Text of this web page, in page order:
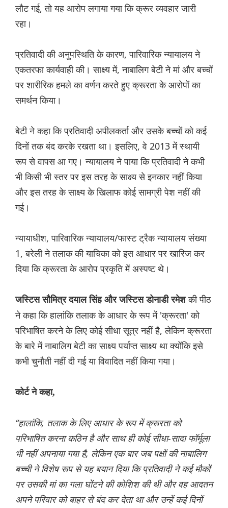
लौट गई, तो यह आरोप लगाया गया कि क्रूर व्यवहार जारी
रहा।
प्रतिवादी की अनुपस्थिति के कारण, पारिवारिक न्यायालय ने
एकतरफा कार्यवाही की। साक्ष्य में, नाबालिग बेटी ने मां और बच्चों
पर शारीरिक हमले का वर्णन करते हुए क्रूरता के आरोपों का
समर्थन किया।
बेटी ने कहा कि प्रतिवादी अपीलकर्ता और उसके बच्चों को कई
दिनों तक बंद करके रखता था। इसलिए, वे 2013 में स्थायी
रूप से वापस आ गए। न्यायालय ने पाया कि प्रतिवादी ने कभी
भी किसी भी स्तर पर इस तरह के साक्ष्य से इनकार नहीं किया
और इस तरह के साक्ष्य के खिलाफ कोई सामग्री पेश नहीं की
गई।
न्यायाधीश, पारिवारिक न्यायालय/फास्ट ट्रैक न्यायालय संख्या
1, बरेली ने तलाक की याचिका को इस आधार पर खारिज कर
दिया कि क्रूरता के आरोप प्रकृति में अस्पष्ट थे।
जस्टिस सौमित्र दयाल सिंह और जस्टिस डोनाडी रमेशकी पीठ
ने कहा कि हालांकि तलाक के आधार के रूप में 'क्रूरता' को
परिभाषित करने के लिए कोई सीधा सूत्र नहीं है, लेकिन क्रूरता
के बारे में नाबालिग बेटी का साक्ष्य पर्याप्त साक्ष्य था क्योंकि इसे
कभी चुनौती नहीं दी गई या विवादित नहीं किया गया।
कोर्ट ने कहा,
“हालांकि, तलाक के लिए आधार के रूप में क्रूरता को
परिभाषित करना कठिन है और साथ ही कोई सीधा-सादा फॉर्मूला
भी नहीं अपनाया गया है, लेकिन एक बार जब पक्षों की नाबालिग
बच्ची ने विशेष रूप से यह बयान दिया कि प्रतिवादी ने कई मौकों
पर उसकी मां का गला घोंटने की कोशिश की थी और वह आदतन
अपने परिवार को बाहर से बंद कर देता था और उन्हें कई दिनों